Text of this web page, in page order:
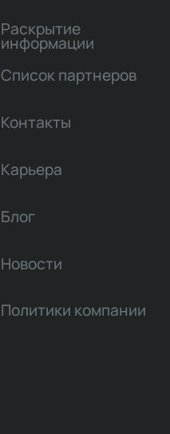
Раскрытие
информации
Список партнеров
Контакты
Карьера
Блог
Новости
Политики компании